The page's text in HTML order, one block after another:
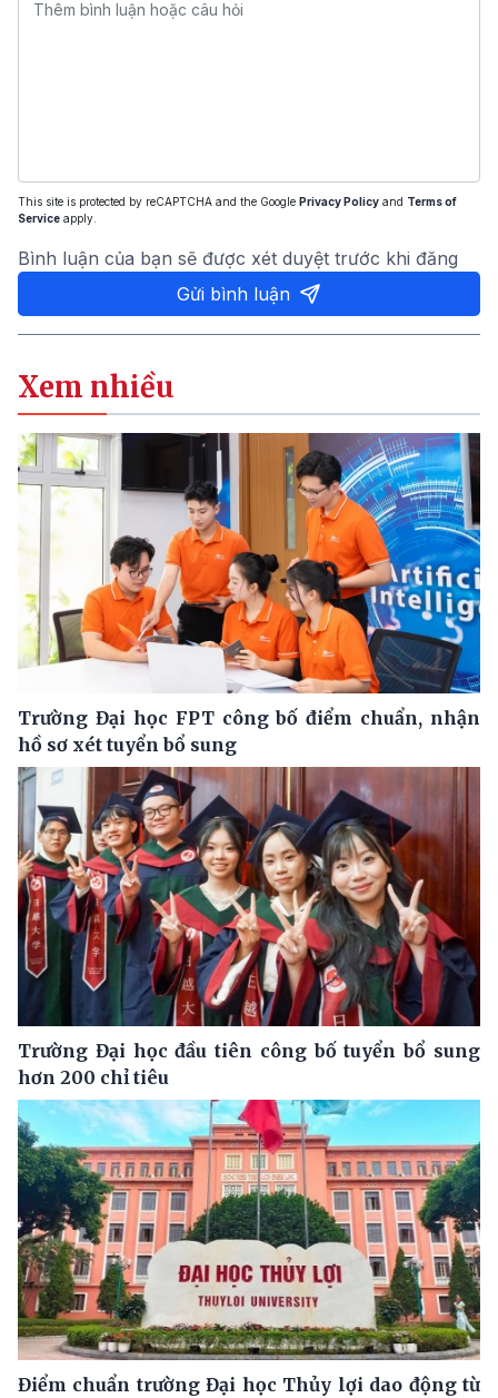
This site is protected by reCAPTCHA and the Google Privacy Policy and Terms of
Service apply.
Bình luận của bạn sẽ được xét duyệt trước khi đăng
Gửi bình luận
Xem nhiều
Trường Đại học FPT công bố điểm chuẩn, nhận
hồ sơ xét tuyển bổ sung
Trường Đại học đầu tiên công bố tuyển bổ sung
hơn 200 chỉ tiêu
Điểm chuẩn trường Đại học Thủy lợi dao động từ